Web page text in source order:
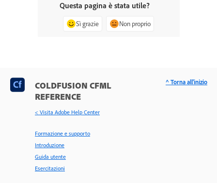
Questa pagina è stata utile?
Sì grazie Non proprio
COLDFUSION CFML
REFERENCE
< Visita Adobe Help Center
Formazione e supporto
Introduzione
Guida utente
Esercitazioni
^ Torna all'inizio